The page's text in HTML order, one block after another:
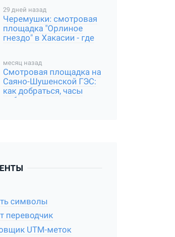
29 дней назад
Черемушки: смотровая
площадка "Орлиное
гнездо" в Хакасии - где
месяц назад
Смотровая площадка на
Саяно-Шушенской ГЭС:
как добраться, часы
работы
символы
переводчик
UTM-меток